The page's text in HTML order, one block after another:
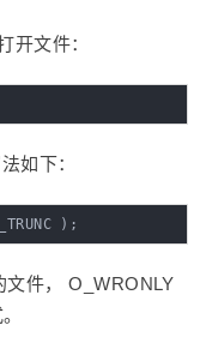
开文件：
如下：
);
文件， O_WRONLY